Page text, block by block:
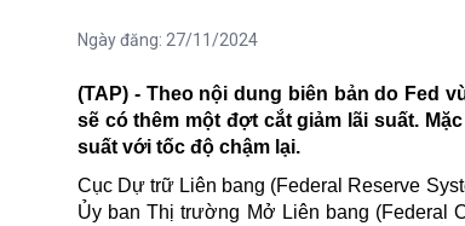
Ngày đăng: 27/11/2024
(TAP) - Theo nội dung biên bản do Fed
sẽ có thêm một đợt cắt giảm lãi suất.
suất với tốc độ chậm lại.
Cục Dự trữ Liên bang (Federal Reserve
Ủy ban Thị trường Mở Liên bang (Federal